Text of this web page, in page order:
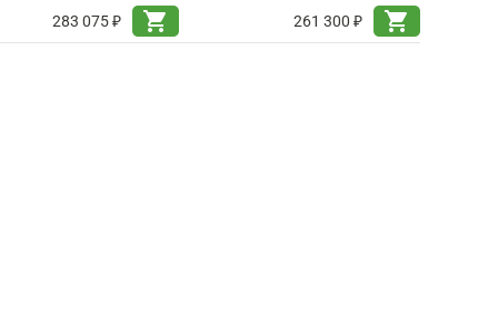
283 075 ₽
shopping_cart
261 300 ₽
shopping_cart